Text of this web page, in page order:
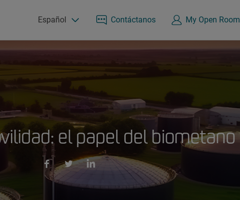
Español Contáctanos My Open Room
el papel del biometano